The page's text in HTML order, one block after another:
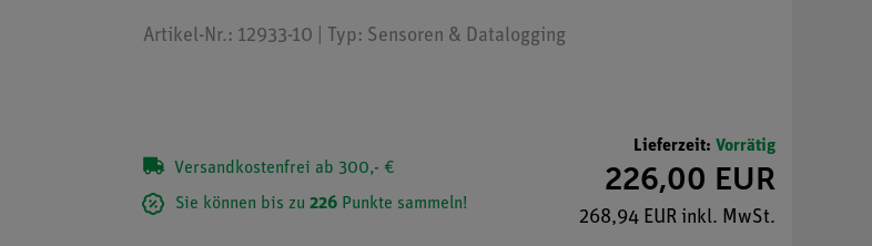
Artikel-Nr.: 12933-10 | Typ: Sensoren & Datalogging
Versandkostenfrei ab 300,- €
Sie können bis zu 226 Punkte sammeln!
Lieferzeit: Vorrätig
226,00 EUR
268,94 EUR inkl. MwSt.